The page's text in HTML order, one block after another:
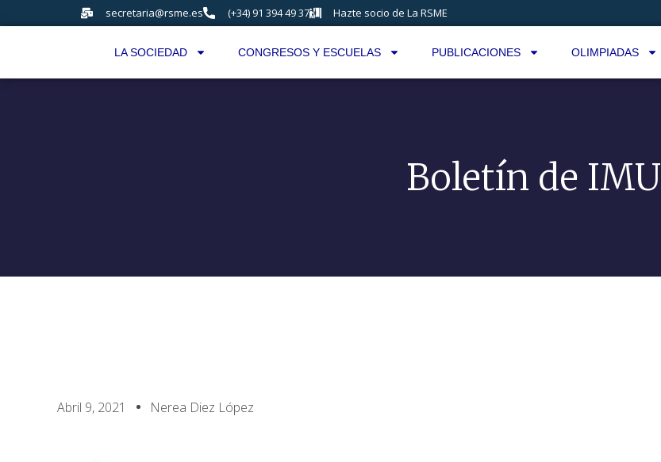
secretaria@rsme.es (+34) 91 394 49 37 Hazte socio de La RSME
LA SOCIEDAD CONGRESOS Y ESCUELAS PUBLICACIONES OLIMPIADAS
Boletín de IMU
Abril 9, 2021 Nerea Diez López